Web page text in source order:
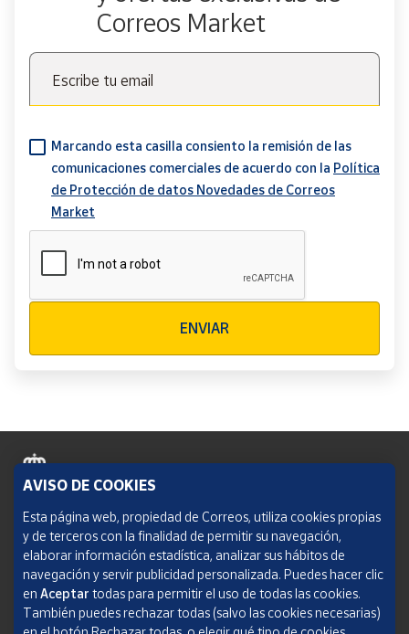
Correos Market
Escribe tu email
Marcando esta casilla consiento la remisión de las
comunicaciones comerciales de acuerdo con la Política
de Protección de datos Novedades de Correos
Market
ENVIAR
Política de cookies
Aviso legal
Condiciones del servicio
Política de Privacidad Web
AVISO DE COOKIES
Esta página web, propiedad de Correos, utiliza cookies propias
y de terceros con la finalidad de permitir su navegación,
elaborar información estadística, analizar sus hábitos de
navegación y servir publicidad personalizada. Puedes hacer clic
en Aceptar todas para permitir el uso de todas las cookies.
También puedes rechazar todas (salvo las cookies necesarias)